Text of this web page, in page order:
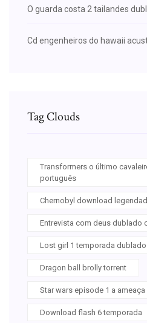
O guarda costa 2 tailandes
Cd engenheiros do hawaii
Tag Clouds
Transformers o último
português
Chernobyl download
Entrevista com deus dublado
Lost girl 1 temporada dublado
Dragon ball brolly torrent
Star wars episode 1 a
Download flash 6 temporada